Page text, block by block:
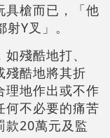
具槍而已，「他
Y叉」。
殘酷地打、
殘酷地將其折
理地作出或不作
何不必要的痛苦
款20萬元及監